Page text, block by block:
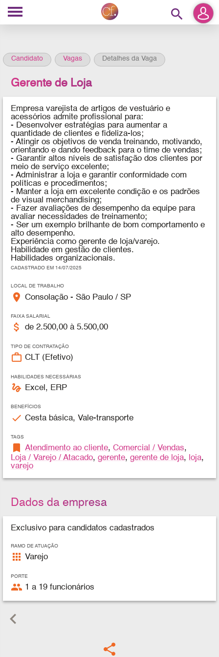
search
Candidato Vagas Detalhes da Vaga
Gerente de Loja
Empresa varejista de artigos de vestuário e
acessórios admite profissional para:
- Desenvolver estratégias para aumentar a
quantidade de clientes e fideliza-los;
- Atingir os objetivos de venda treinando, motivando,
orientando e dando feedback para o time de vendas;
- Garantir altos níveis de satisfação dos clientes por
meio de serviço excelente;
- Administrar a loja e garantir conformidade com
políticas e procedimentos;
- Manter a loja em excelente condição e os padrões
de visual merchandising;
- Fazer avaliações de desempenho da equipe para
avaliar necessidades de treinamento;
- Ser um exemplo brilhante de bom comportamento e
alto desempenho.
Experiência como gerente de loja/varejo.
Habilidade em gestão de clientes.
Habilidades organizacionais.
CADASTRADO EM 14/07/2025
LOCAL DE TRABALHO
place Consolação - São Paulo / SP
FAIXA SALARIAL
attach_money de 2.500,00 à 5.500,00
TIPO DE CONTRATAÇÃO
work_outline CLT (Efetivo)
HABILIDADES NECESSÁRIAS
gesture Excel, ERP
BENEFÍCIOS
check Cesta básica, Vale-transporte
TAGS
bookmark Atendimento ao cliente,Comercial / Vendas,
Loja / Varejo / Atacado,gerente,gerente de loja, loja,
varejo
Dados da empresa
Exclusivo para candidatos cadastrados
RAMO DE ATUAÇÃO
apps Varejo
PORTE
people 1 a 19 funcionários
keyboard_arrow_left
share